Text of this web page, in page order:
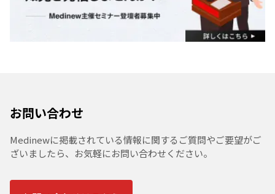
お問い合わせ
Medinewに掲載されている情報に関するご質問やご要望がご
ざいましたら、お気軽にお問い合わせください。